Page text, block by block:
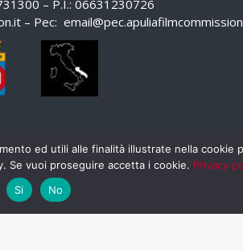
– P.I.: 06631230726
– Pec:
ed utili alle finalità illustrate nella cookie
Se vuoi proseguire accetta i cookie. Privacy
Si
No